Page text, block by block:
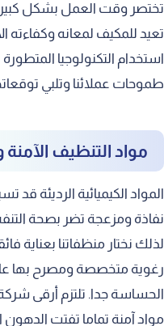
تختصر وقت العمل بشكل
تعيد للمكيف لمعانه وكفاءته
استخدام التكنولوجيا
طموحات عملائنا وتلبي
مواد التنظيف الآمنة
المواد الكيميائية الرديئة قد
نفاذة ومزعجة تضر بصحة
لذلك نختار منظفاتنا
رغوية متخصصة ومصرح بها
الحساسة جدا. تلتزم أرقى
مواد آمنة تماما تفتت الدهون